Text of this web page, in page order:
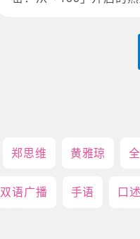
郑思维 黄雅琼
双语广播 手语 口